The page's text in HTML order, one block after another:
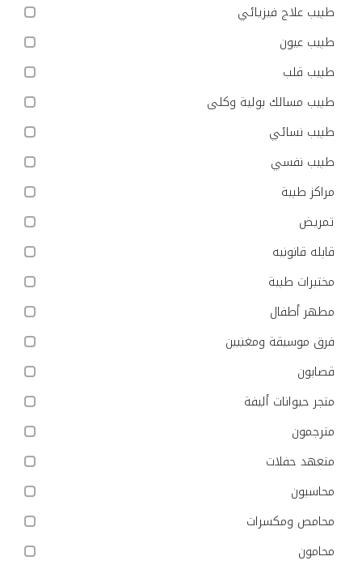
طبيب علاج فيزيائي
طبيب عيون
طبيب قلب
طبيب مسالك بولية وكلى
طبيب نسائي
طبيب نفسي
مراكز طبية
تمريض
قابله قانونيه
مختبرات طبية
مطهر أطفال
فرق موسيقة ومغنيين
قصابون
متجر حيوانات أليفة
مترجمون
متعهد حفلات
محاسبون
محامص ومكسرات
محامون